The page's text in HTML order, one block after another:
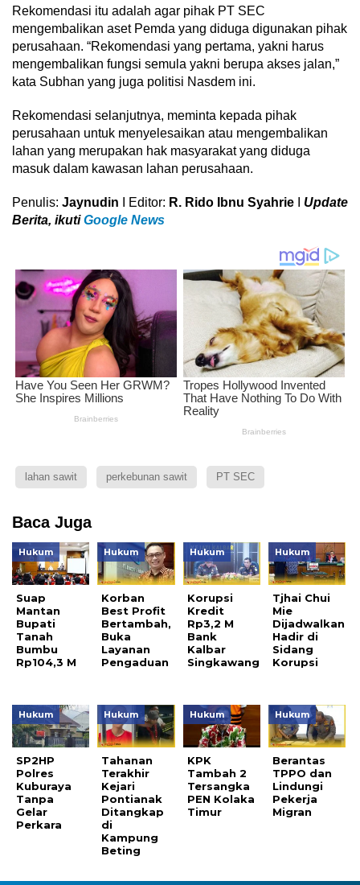
Rekomendasi itu adalah agar pihak PT SEC
mengembalikan aset Pemda yang diduga digunakan pihak
perusahaan. “Rekomendasi yang pertama, yakni harus
mengembalikan fungsi semula yakni berupa akses jalan,”
kata Subhan yang juga politisi Nasdem ini.
Rekomendasi selanjutnya, meminta kepada pihak
perusahaan untuk menyelesaikan atau mengembalikan
lahan yang merupakan hak masyarakat yang diduga
masuk dalam kawasan lahan perusahaan.
Penulis: Jaynudin I Editor: R. Rido Ibnu Syahrie Update
Berita, ikutiGoogle News
lahan sawit perkebunan sawit PT SEC
Baca Juga
Hukum
Suap
Mantan
Bupati
Tanah
Bumbu
Rp104,3 M
Hukum
Korban
Best Profit
Bertambah,
Buka
Layanan
Pengaduan
Hukum
Korupsi
Kredit
Rp3,2 M
Bank
Kalbar
Singkawang
Hukum
Tjhai Chui
Mie
Dijadwalkan
Hadir di
Sidang
Korupsi
Hukum
SP2HP
Polres
Kuburaya
Tanpa
Gelar
Perkara
Hukum
Tahanan
Terakhir
Kejari
Pontianak
Ditangkap
di
Kampung
Beting
Hukum
KPK
Tambah 2
Tersangka
PEN Kolaka
Timur
Hukum
Berantas
TPPO dan
Lindungi
Pekerja
Migran